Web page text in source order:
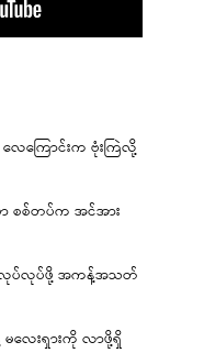
လေကြောင်းက ဗုံးကြဲလို့
ာ စစ်တပ်က အင်အား
အလုပ်လုပ်ဖို့ အကန့်အသတ်
မလေးရှားကို လာဖို့ရှိ